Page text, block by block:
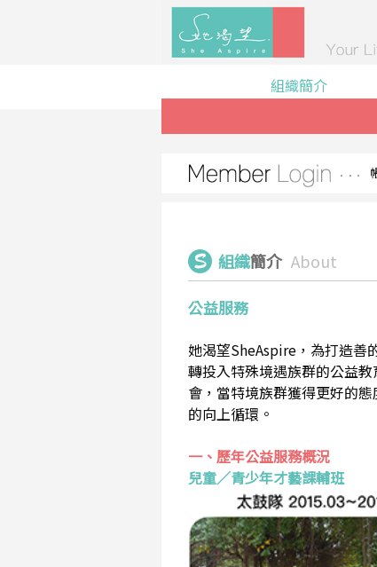
組織簡介
組織簡介 About
公益服務
她渴望SheAspire，為打造善
轉投入特殊境遇族群的公益
會，當特境族群獲得更好的
的向上循環。
一、歷年公益服務概況
兒童／青少年才藝課輔班